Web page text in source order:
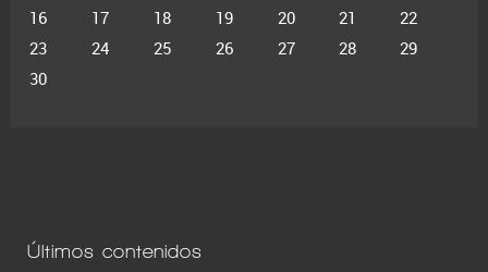
16
17 18 19 20 21
22
23
24 25 26 27 28
29
30
Últimos contenidos